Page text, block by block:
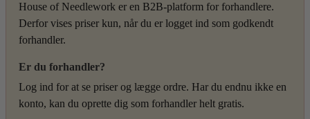
House of Needlework er en B2B-platform for forhandlere.
Derfor vises priser kun, når du er logget ind som godkendt
forhandler.
Er du forhandler?
Log ind for at se priser og lægge ordre. Har du endnu ikke en
konto, kan du oprette dig som forhandler helt gratis.